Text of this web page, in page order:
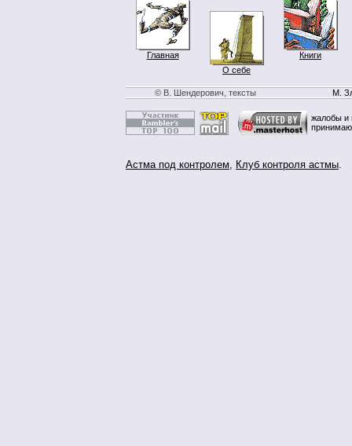
Главная
О себе
Книги
© В. Шендерович, тексты М.
жалобы и
Астма под контролем, Клуб контроля астмы.